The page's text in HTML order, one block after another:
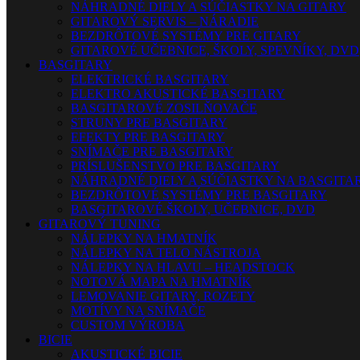
NÁHRADNÉ DIELY A SÚČIASTKY NA GITARY
GITAROVÝ SERVIS – NÁRADIE
BEZDRÔTOVÉ SYSTÉMY PRE GITARY
GITAROVÉ UČEBNICE, ŠKOLY, SPEVNÍKY, DVD
BASGITARY
ELEKTRICKÉ BASGITARY
ELEKTRO AKUSTICKÉ BASGITARY
BASGITAROVÉ ZOSILŇOVAČE
STRUNY PRE BASGITARY
EFEKTY PRE BASGITARY
SNÍMAČE PRE BASGITARY
PRÍSLUŠENSTVO PRE BASGITARY
NÁHRADNÉ DIELY A SÚČIASTKY NA
BEZDRÔTOVÉ SYSTÉMY PRE BASGITARY
BASGITAROVÉ ŠKOLY, UČEBNICE, DVD
GITAROVÝ TUNING
NÁLEPKY NA HMATNÍK
NÁLEPKY NA TELO NÁSTROJA
NÁLEPKY NA HLAVU – HEADSTOCK
NOTOVÁ MAPA NA HMATNÍK
LEMOVANIE GITARY, ROZETY
MOTÍVY NA SNÍMAČE
CUSTOM VÝROBA
BICIE
AKUSTICKÉ BICIE